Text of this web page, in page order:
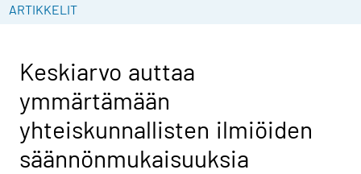
ARTIKKELIT
Keskiarvo auttaa
ymmärtämään
yhteiskunnallisten ilmiöiden
säännönmukaisuuksia